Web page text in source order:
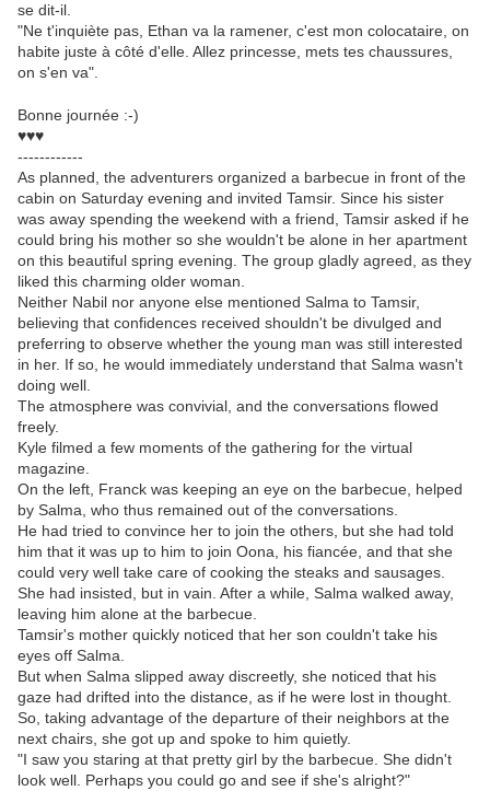
se dit-il.
"Ne t'inquiète pas, Ethan va la ramener, c'est mon colocataire, on
habite juste à côté d'elle. Allez princesse, mets tes chaussures,
on s'en va".
Bonne journée :-)
♥♥♥
------------
As planned, the adventurers organized a barbecue in front of the
cabin on Saturday evening and invited Tamsir. Since his sister
was away spending the weekend with a friend, Tamsir asked if he
could bring his mother so she wouldn't be alone in her apartment
on this beautiful spring evening. The group gladly agreed, as they
liked this charming older woman.
Neither Nabil nor anyone else mentioned Salma to Tamsir,
believing that confidences received shouldn't be divulged and
preferring to observe whether the young man was still interested
in her. If so, he would immediately understand that Salma wasn't
doing well.
The atmosphere was convivial, and the conversations flowed
freely.
Kyle filmed a few moments of the gathering for the virtual
magazine.
On the left, Franck was keeping an eye on the barbecue, helped
by Salma, who thus remained out of the conversations.
He had tried to convince her to join the others, but she had told
him that it was up to him to join Oona, his fiancée, and that she
could very well take care of cooking the steaks and sausages.
She had insisted, but in vain. After a while, Salma walked away,
leaving him alone at the barbecue.
Tamsir's mother quickly noticed that her son couldn't take his
eyes off Salma.
But when Salma slipped away discreetly, she noticed that his
gaze had drifted into the distance, as if he were lost in thought.
So, taking advantage of the departure of their neighbors at the
next chairs, she got up and spoke to him quietly.
"I saw you staring at that pretty girl by the barbecue. She didn't
look well. Perhaps you could go and see if she's alright?"